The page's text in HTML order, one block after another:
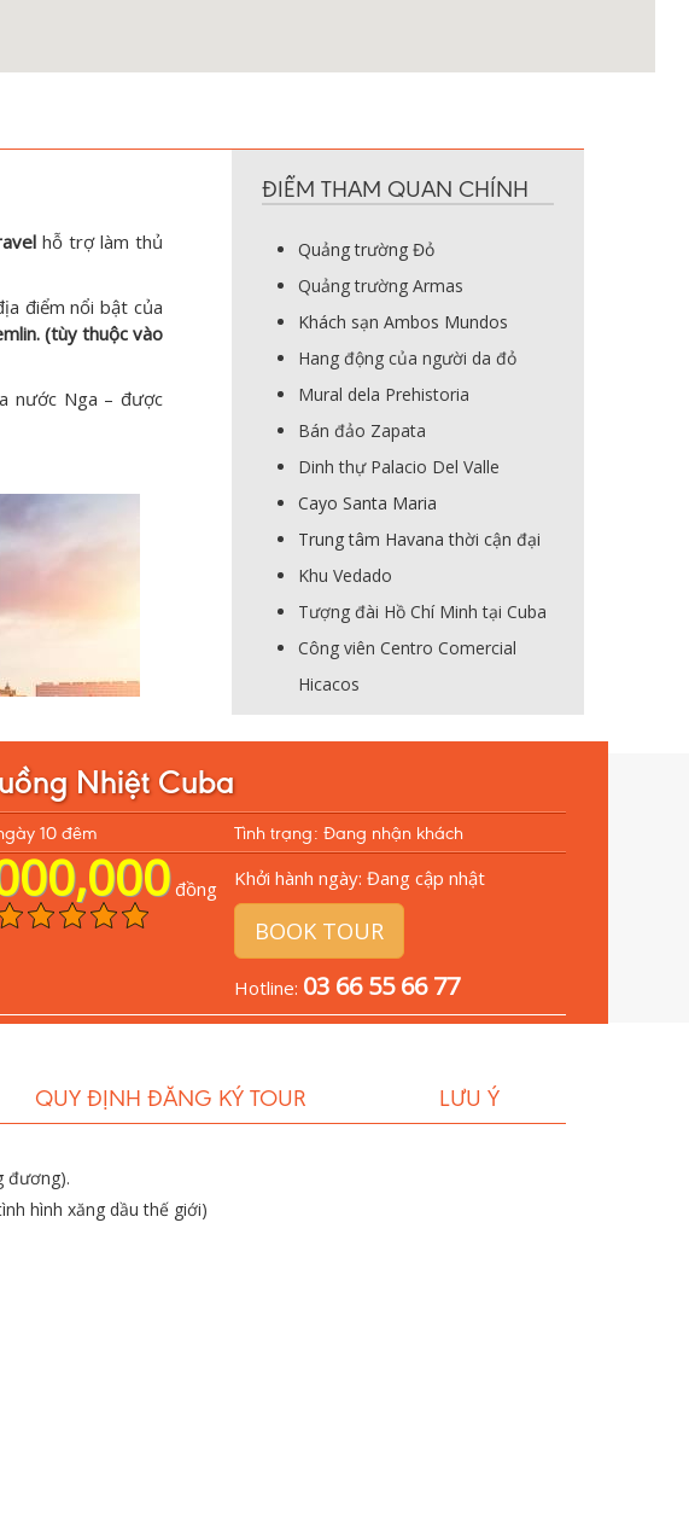
hỗ trợ làm thủ
điểm nổi bật của
(tùy thuộc vào
nước Nga – được
ĐIỂM THAM QUAN CHÍNH
Quảng trường Đỏ
Quảng trường Armas
Khách sạn Ambos Mundos
Hang động của người da đỏ
Mural dela Prehistoria
Bán đảo Zapata
Dinh thự Palacio Del Valle
Cayo Santa Maria
Trung tâm Havana thời cận đại
Khu Vedado
Tượng đài Hồ Chí Minh tại Cuba
Công viên Centro Comercial
Hicacos
Nhiệt Cuba
10 đêm Tình trạng: Đang nhận khách
đồng Khởi hành ngày: Đang cập nhật
BOOK TOUR
Hotline: 03 66 55 66 77
QUY ĐỊNH ĐĂNG KÝ TOUR LƯU Ý
đương).
hình xăng dầu thế giới)